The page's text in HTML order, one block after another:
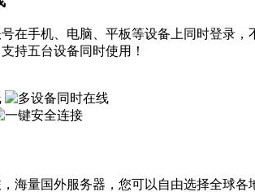
在手机、电脑、平板等设备上同时登录，
持五台设备同时使用！
海量国外服务器，您可以自由选择全球各